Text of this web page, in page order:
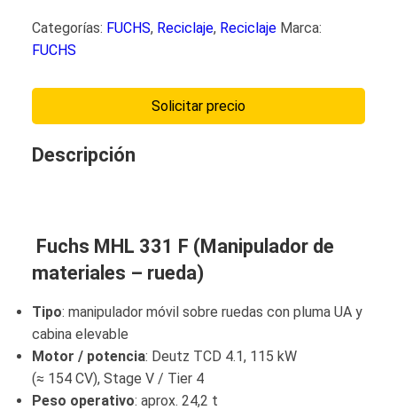
Categorías: FUCHS, Reciclaje, Reciclaje Marca:
FUCHS
Solicitar precio
Descripción
Fuchs MHL 331 F (Manipulador de
materiales – rueda)
Tipo: manipulador móvil sobre ruedas con pluma UA y
cabina elevable
Motor / potencia: Deutz TCD 4.1, 115 kW
(≈ 154 CV), Stage V / Tier 4
Peso operativo: aprox. 24,2 t